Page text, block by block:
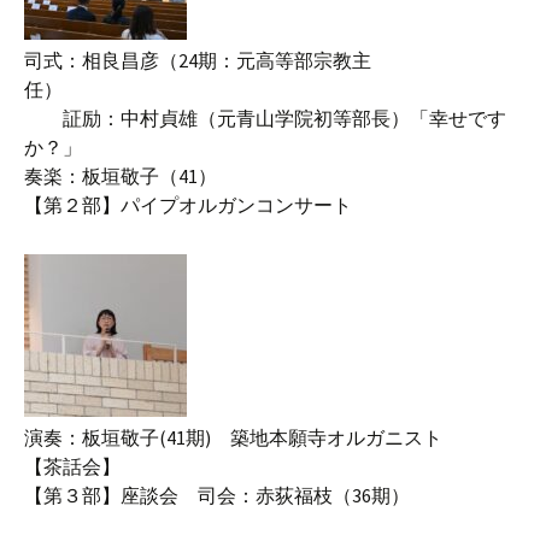
司式：相良昌彦（24期：元高等部宗教主
任）
証励：中村貞雄（元青山学院初等部長）「幸せです
か？」
奏楽：板垣敬子（41）
【第２部】パイプオルガンコンサート
演奏：板垣敬子(41期) 築地本願寺オルガニスト
【茶話会】
【第３部】座談会 司会：赤荻福枝（36期）